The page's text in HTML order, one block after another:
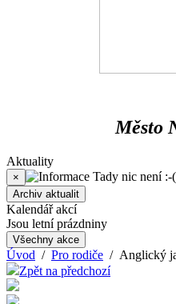
Město
Aktuality
× Tady nic není :-(
Archiv aktualit
Kalendář akcí
Jsou letní prázdniny
Všechny akce
Úvod / Pro rodiče / Anglický
Zpět na předchozí